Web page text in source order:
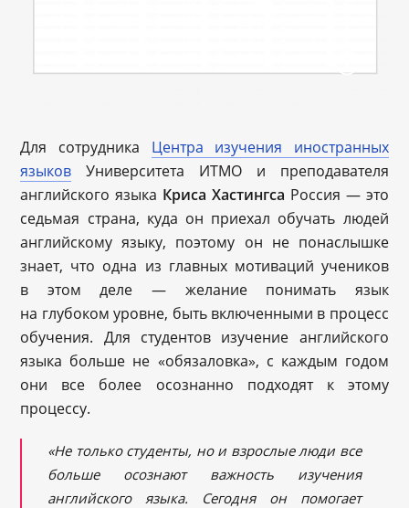
Для сотрудника Центра изучения иностранных
языков Университета ИТМО и преподавателя
английского языка Криса Хастингса Россия — это
седьмая страна, куда он приехал обучать людей
английскому языку, поэтому он не понаслышке
знает, что одна из главных мотиваций учеников
в этом деле — желание понимать язык
на глубоком уровне, быть включенными в процесс
обучения. Для студентов изучение английского
языка больше не «обязаловка», с каждым годом
они все более осознанно подходят к этому
процессу.
«Не только студенты, но и взрослые люди все
больше осознают важность изучения
английского языка. Сегодня он помогает